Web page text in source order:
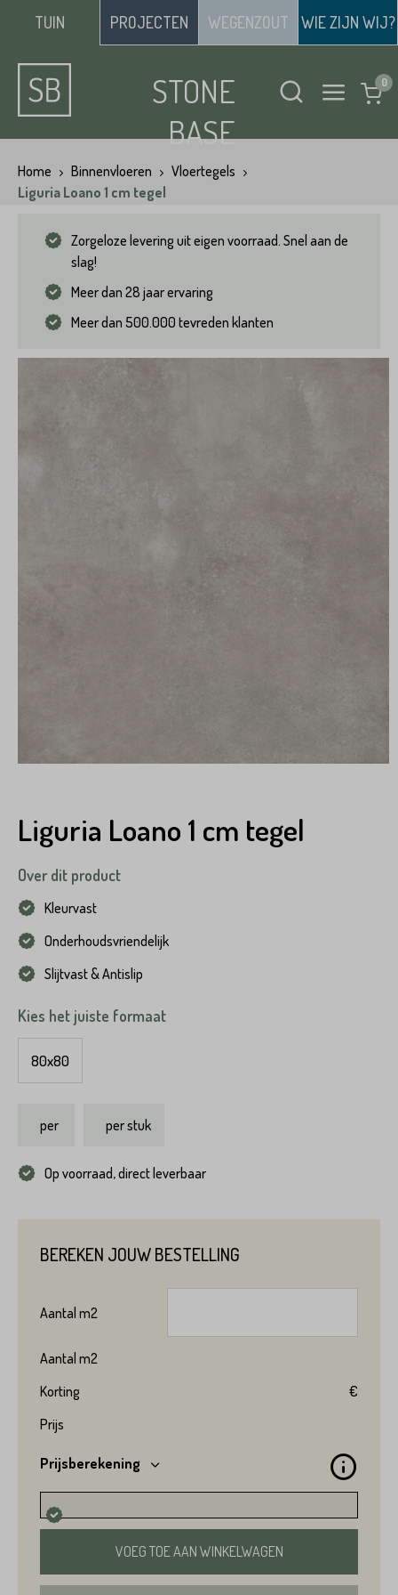
TUIN PROJECTEN WEGENZOUT WIE ZIJN WIJ?
STONE
BASE
Home Binnenvloeren
Vloertegels
Liguria Loano 1 cm tegel
Zorgeloze levering uit eigen voorraad. Snel aan de
slag!
Meer dan 28 jaar ervaring
Meer dan 500.000 tevreden klanten
Liguria Loano 1 cm tegel
Over dit product
Kleurvast
Onderhoudsvriendelijk
Slijtvast & Antislip
Kies het juiste formaat
80x80
per per stuk
Op voorraad, direct leverbaar
BEREKEN JOUW BESTELLING
Aantal m2
Aantal m2
Korting
€
Prijs
Prijsberekening
VOEG TOE AAN WINKELWAGEN
Hoeveelheeft u nodig?*
Voornaam*
Achternaam*